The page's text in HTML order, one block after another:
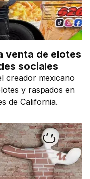
venta de elotes
sociales
creador mexicano
y raspados en
de California.